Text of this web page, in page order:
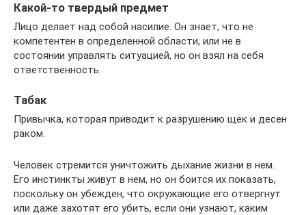
Какой-то твердый предмет
Лицо делает над собой насилие. Он знает, что не
компетентен в определенной области, или не в
состоянии управлять ситуацией, но он взял на себя
ответственность.
Табак
Привычка, которая приводит к разрушению щек и десен
раком.
Человек стремится уничтожить дыхание жизни в нем.
Его инстинкты живут в нем, но он боится их показать,
поскольку он убежден, что окружающие его отвергнут
или даже захотят его убить, если они узнают, каким